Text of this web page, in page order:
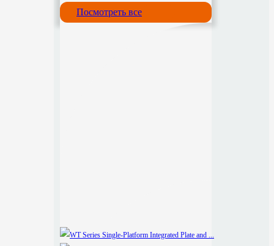
Посмотреть все